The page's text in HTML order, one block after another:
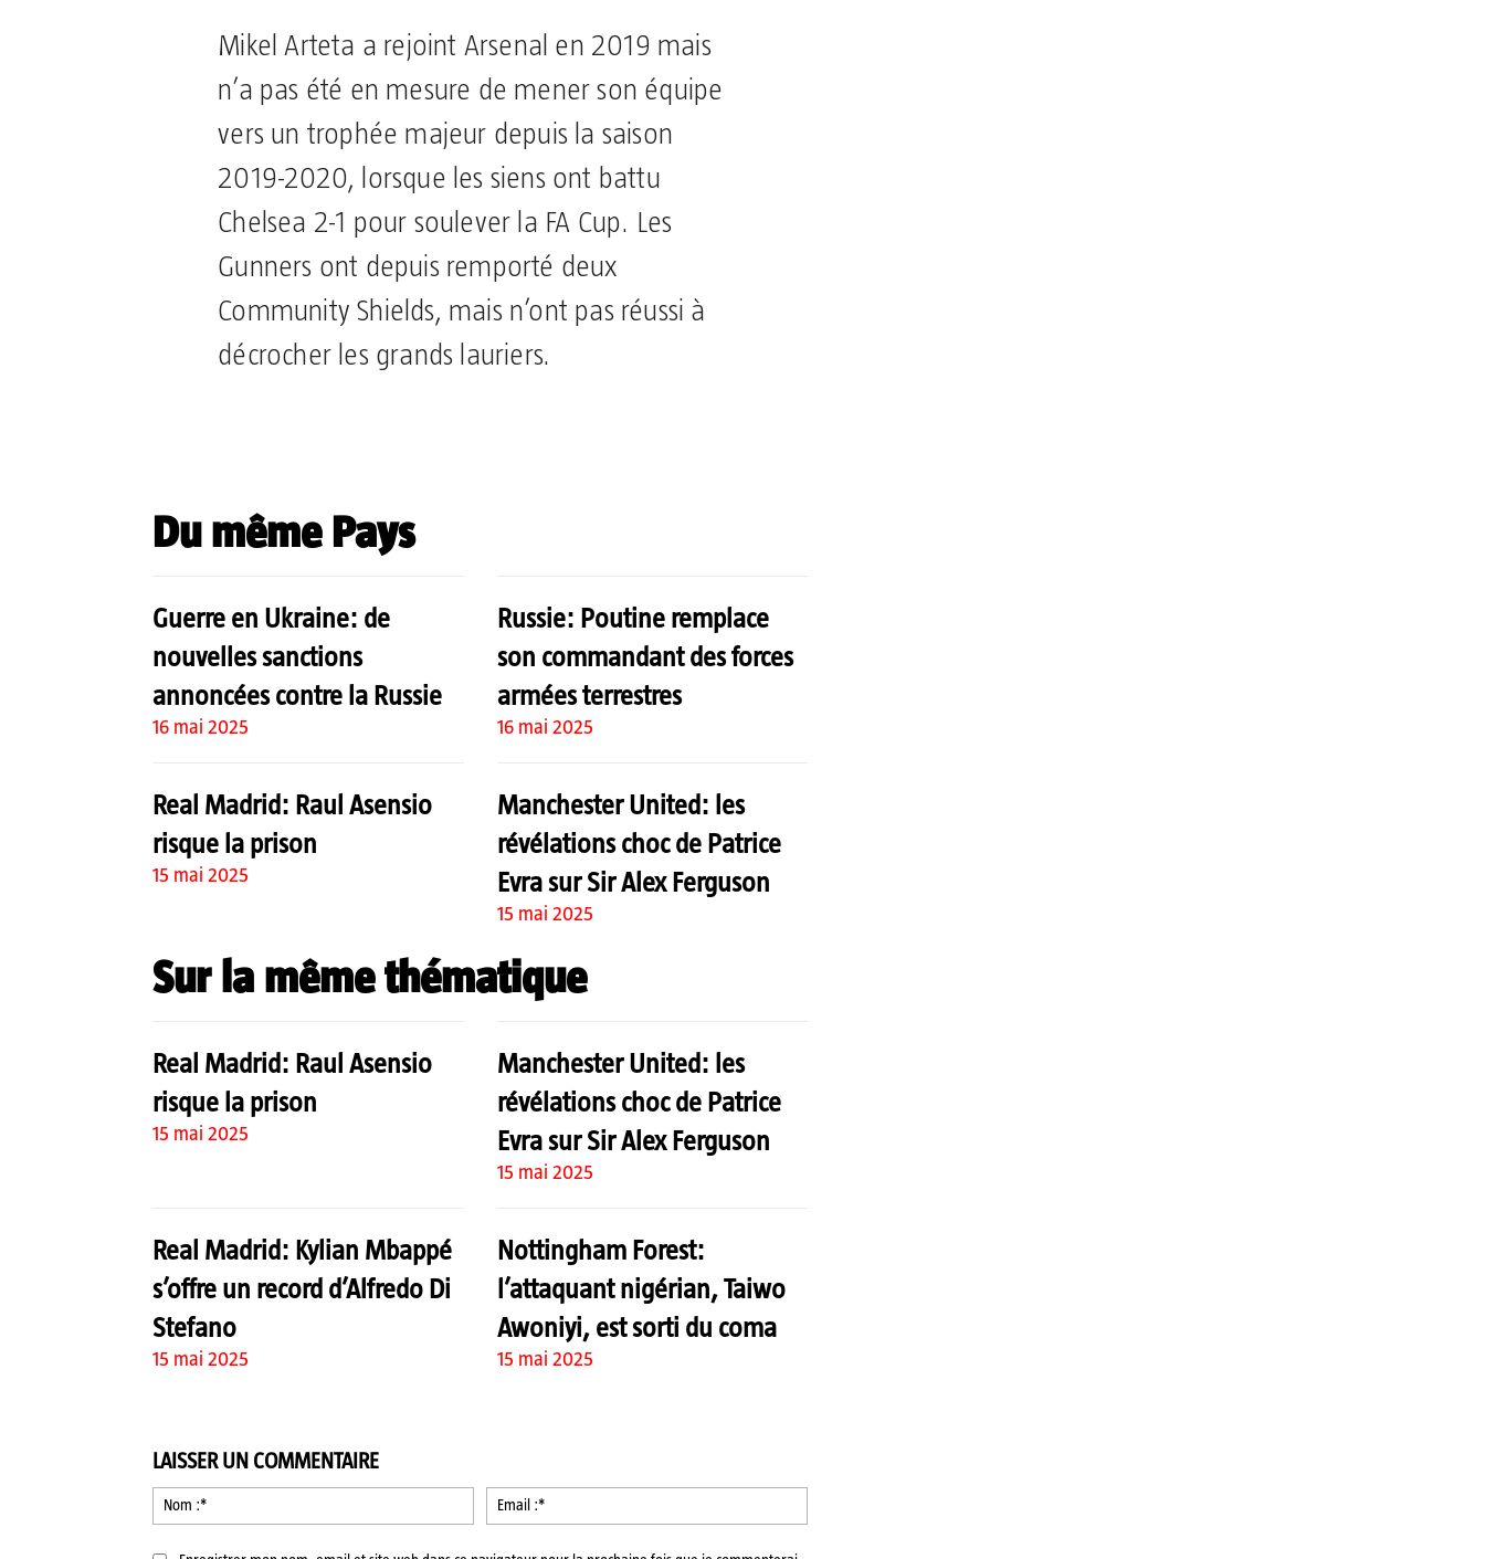
Mikel Arteta a rejoint Arsenal en 2019 mais
n’a pas été en mesure de mener son équipe
vers un trophée majeur depuis la saison
2019-2020, lorsque les siens ont battu
Chelsea 2-1 pour soulever la FA Cup. Les
Gunners ont depuis remporté deux
Community Shields, mais n’ont pas réussi à
décrocher les grands lauriers.
Du même Pays
Guerre en Ukraine: de
nouvelles sanctions
annoncées contre la Russie
16 mai 2025
Russie: Poutine remplace
son commandant des forces
armées terrestres
16 mai 2025
Real Madrid: Raul Asensio
risque la prison
15 mai 2025
Manchester United: les
révélations choc de Patrice
Evra sur Sir Alex Ferguson
15 mai 2025
Sur la même thématique
Real Madrid: Raul Asensio
risque la prison
15 mai 2025
Manchester United: les
révélations choc de Patrice
Evra sur Sir Alex Ferguson
15 mai 2025
Real Madrid: Kylian Mbappé
s’offre un record d’Alfredo Di
Stefano
15 mai 2025
Nottingham Forest:
l’attaquant nigérian, Taiwo
Awoniyi, est sorti du coma
15 mai 2025
LAISSER UN COMMENTAIRE
Nom
:*
:*